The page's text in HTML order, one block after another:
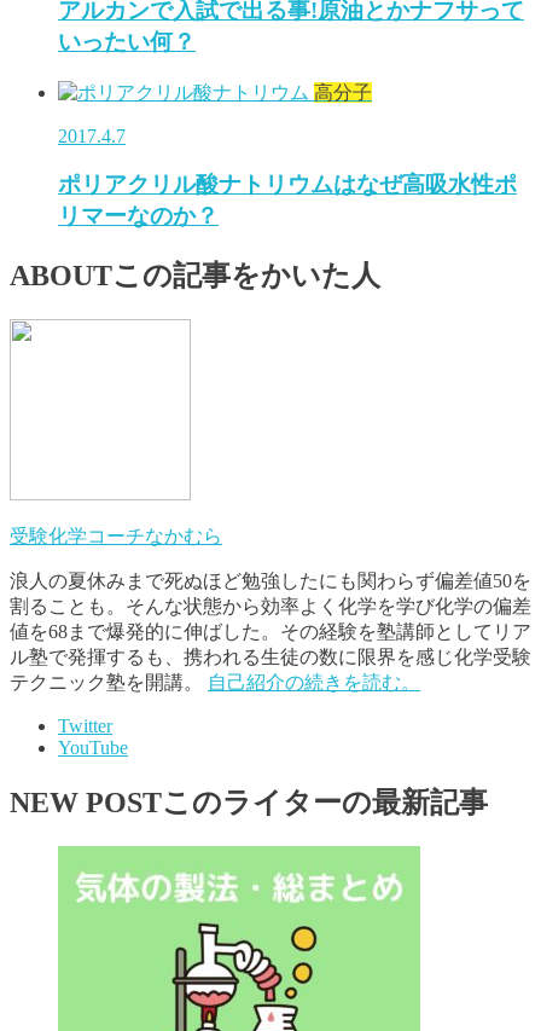
アルカンで入試で出る事!原油とかナフサって
いったい何？
高分子
2017.4.7
ポリアクリル酸ナトリウムはなぜ高吸水性ポ
リマーなのか？
ABOUTこの記事をかいた人
受験化学コーチなかむら
浪人の夏休みまで死ぬほど勉強したにも関わらず偏差値50を
割ることも。そんな状態から効率よく化学を学び化学の偏差
値を68まで爆発的に伸ばした。その経験を塾講師としてリア
ル塾で発揮するも、携われる生徒の数に限界を感じ化学受験
テクニック塾を開講。
自己紹介の続きを読む。
Twitter
YouTube
NEW POSTこのライターの最新記事